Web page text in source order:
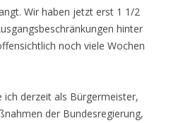
Wir haben jetzt erst 1 1/2
hinter
noch viele Wochen
ich derzeit als Bürgermeister,
der Bundesregierung,